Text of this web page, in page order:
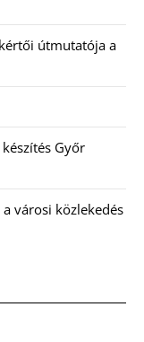
útmutatója a
Győr
városi közlekedés